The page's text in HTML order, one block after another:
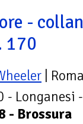
-
170
|
- Longanesi -
- Brossura